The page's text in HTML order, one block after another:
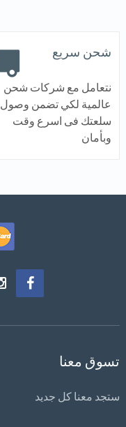
شحن سريع
نتعامل مع شركات شحن
عالمية لكي تضمن وصول
سلعتك فى اسرع وقت
وبأمان
تسوق معنا
ستجد معنا كل جديد